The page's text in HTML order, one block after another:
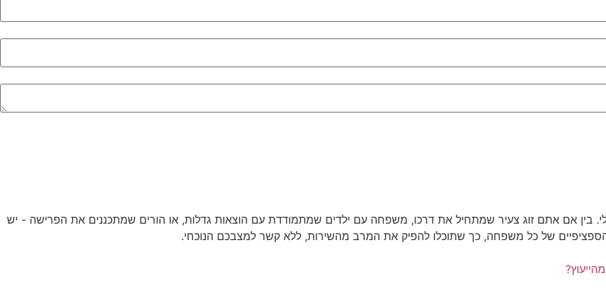
בין אם אתם זוג צעיר שמתחיל את דרכו, משפחה עם ילדים שמתמודדת עם הוצאות גדלות, או הורים שמתכננים את הפרישה - יש
הספציפיים של כל משפחה, כך שתוכלו להפיק את המרב מהשירות, ללא קשר למצבכם הנוכחי.